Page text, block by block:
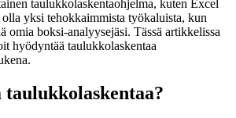
taulukkolaskentaohjelma, kuten Excel
yksi tehokkaimmista työkaluista, kun
omia boksi-analyysejäsi. Tässä artikkelissa
hyödyntää taulukkolaskentaa